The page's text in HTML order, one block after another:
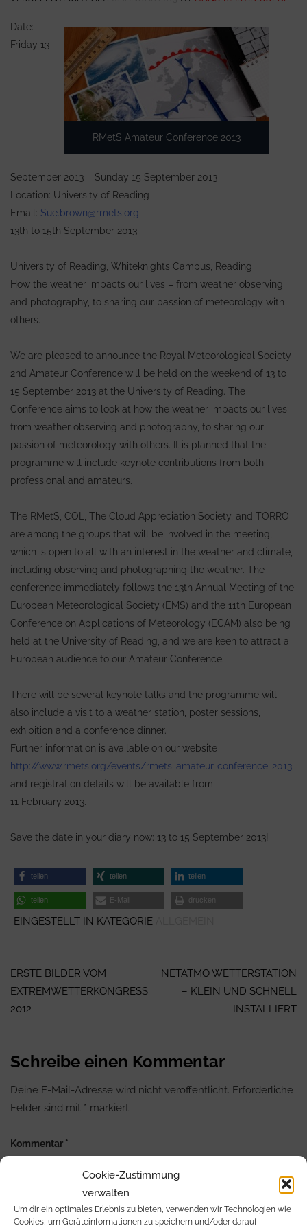
Cookie-Zustimmung
verwalten
Um dir ein optimales Erlebnis zu bieten, verwenden wir Technologien wie
Cookies, um Geräteinformationen zu speichern und/oder darauf
RMetS Amateur Conference 2013
Date:
Friday 13
September 2013 – Sunday 15 September 2013
Location: University of Reading
Email: Sue.brown@rmets.org
13th to 15th September 2013
University of Reading, Whiteknights Campus, Reading
How the weather impacts our lives – from weather observing
and photography, to sharing our passion of meteorology with
others.
We are pleased to announce the Royal Meteorological Society
2nd Amateur Conference will be held on the weekend of 13 to
15 September 2013 at the University of Reading. The
Conference aims to look at how the weather impacts our lives –
from weather observing and photography, to sharing our
passion of meteorology with others. It is planned that the
programme will include keynote contributions from both
professional and amateurs.
The RMetS, COL, The Cloud Appreciation Society, and TORRO
are among the groups that will be involved in the meeting,
which is open to all with an interest in the weather and climate,
including observing and photographing the weather. The
conference immediately follows the 13th Annual Meeting of the
European Meteorological Society (EMS) and the 11th European
Conference on Applications of Meteorology (ECAM) also being
held at the University of Reading, and we are keen to attract a
European audience to our Amateur Conference.
There will be several keynote talks and the programme will
also include a visit to a weather station, poster sessions,
exhibition and a conference dinner.
Further information is available on our website
http://www.rmets.org/events/rmets-amateur-conference-2013
and registration details will be available from
11 February 2013.
Save the date in your diary now: 13 to 15 September 2013!
teilen teilen teilen
teilen E-Mail drucken
EINGESTELLT IN KATEGORIE
ERSTE BILDER VOM
EXTREMWETTERKONGRESS
2012
NETATMO WETTERSTATION
– KLEIN UND SCHNELL
INSTALLIERT
Schreibe einen Kommentar
Deine E-Mail-Adresse wird nicht veröffentlicht. Erforderliche
Felder sind mit * markiert
Kommentar *